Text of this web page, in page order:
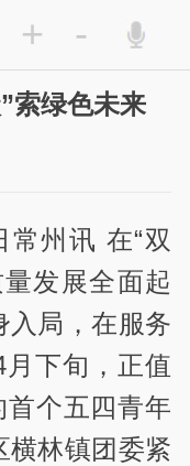
+ -
索绿色未来
州讯 在“双
发展全面起
入局，在服务
下旬，正值
首个五四青年
横林镇团委紧